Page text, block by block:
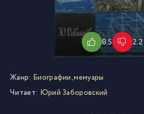
8.5 2.2
Жанр: Биографии, мемуары
Читает: Юрий Заборовский